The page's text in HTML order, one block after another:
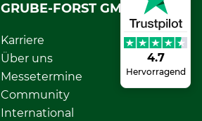
4.7
Hervorragend
GRUBE-FORST GMBH
Karriere
Über uns
Messetermine
Community
International